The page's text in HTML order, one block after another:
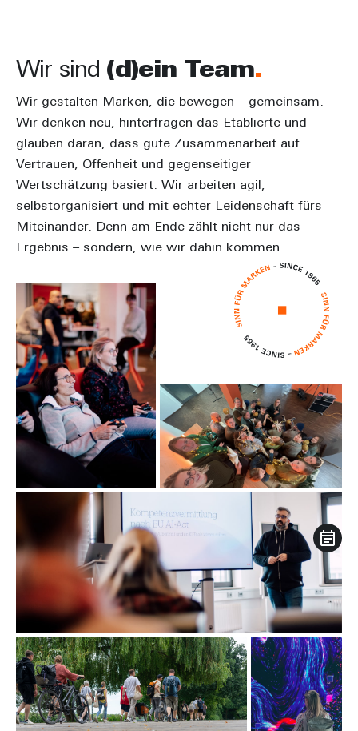
Wir sind (d)ein Team
Wir gestalten Marken, die bewegen – gemeinsam.
Wir denken neu, hinterfragen das Etablierte und
glauben daran, dass gute Zusammenarbeit auf
Vertrauen, Offenheit und gegenseitiger
Wertschätzung basiert. Wir arbeiten agil,
selbstorganisiert und mit echter Leidenschaft fürs
Miteinander. Denn am Ende zählt nicht nur das
Ergebnis – sondern, wie wir dahin kommen.